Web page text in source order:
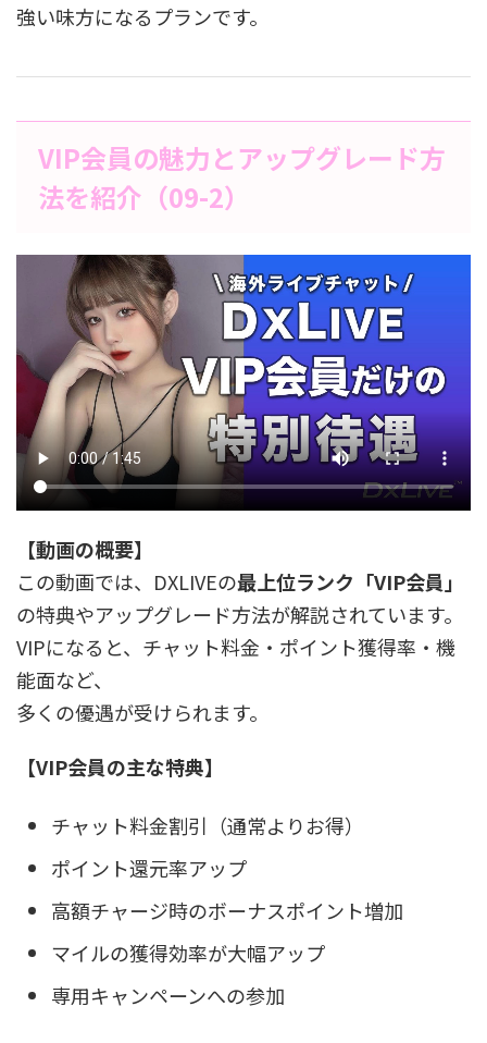
強い味方になるプランです。
VIP会員の魅力とアップグレード方
法を紹介（09-2）
【動画の概要】
この動画では、DXLIVEの最上位ランク「VIP会員」
の特典やアップグレード方法が解説されています。
VIPになると、チャット料金・ポイント獲得率・機
能面など、
多くの優遇が受けられます。
【VIP会員の主な特典】
チャット料金割引（通常よりお得）
ポイント還元率アップ
高額チャージ時のボーナスポイント増加
マイルの獲得効率が大幅アップ
専用キャンペーンへの参加